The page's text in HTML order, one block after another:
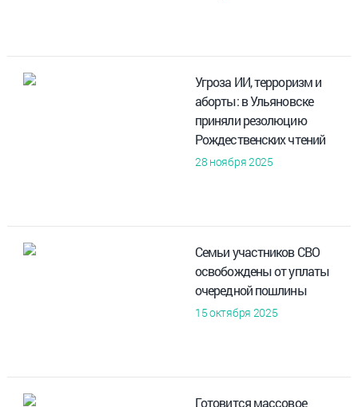
Угроза ИИ, терроризм и
аборты: в Ульяновске
приняли резолюцию
Рождественских чтений
28 ноября 2025
Семьи участников СВО
освобождены от уплаты
очередной пошлины
15 октября 2025
Готовится массовое